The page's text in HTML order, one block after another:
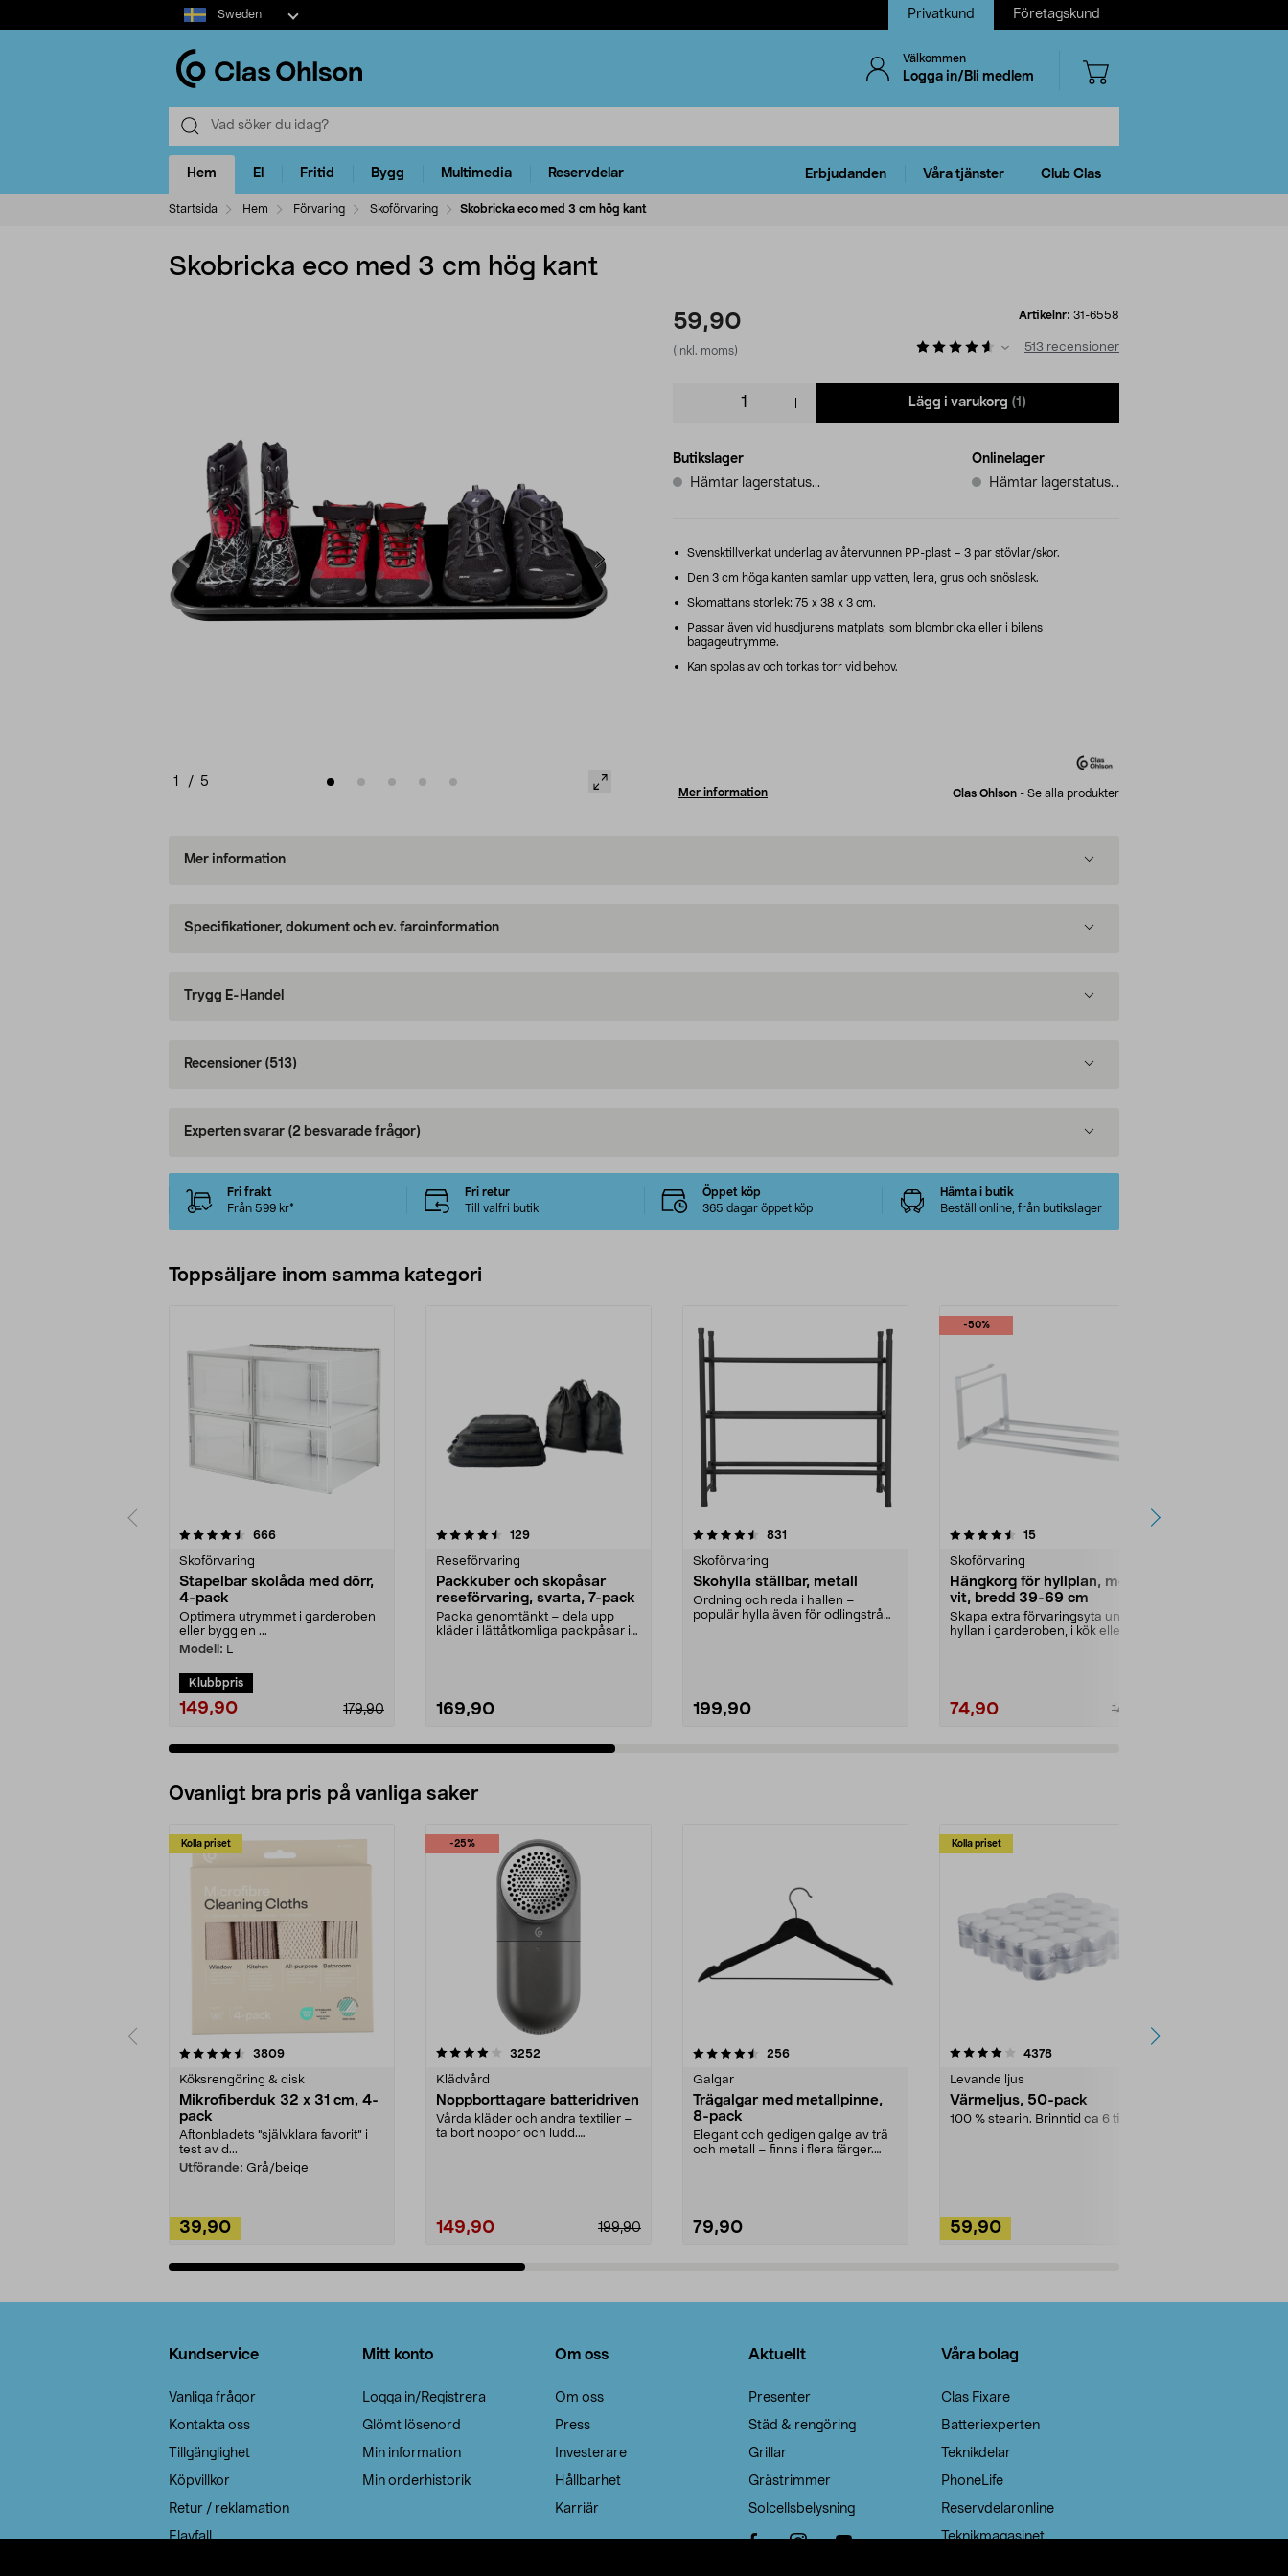
Select
market
Sweden Privatkund Företagskund
Välkommen
Logga in/Bli medlem
Hem El Fritid Bygg Multimedia Reservdelar Erbjudanden Våra tjänster Club Clas
Startsida Hem Förvaring Skoförvaring Skobricka eco med 3 cm hög kant
Skobricka eco med 3 cm hög kant
1 / 5
59,90
(inkl. moms)
Artikelnr: 31-6558
513 recensioner
Lägg i varukorg (1)
Butikslager
Hämtar lagerstatus...
Onlinelager
Hämtar lagerstatus...
Svensktillverkat underlag av återvunnen PP-plast – 3 par stövlar/skor.
Den 3 cm höga kanten samlar upp vatten, lera, grus och snöslask.
Skomattans storlek: 75 x 38 x 3 cm.
Passar även vid husdjurens matplats, som blombricka eller i bilens
bagageutrymme.
Kan spolas av och torkas torr vid behov.
Mer information Clas Ohlson - Se alla produkter
Mer information
Specifikationer, dokument och ev. faroinformation
Trygg E-Handel
Recensioner (513)
Experten svarar (2 besvarade frågor)
Fri frakt
Från 599 kr*
Fri retur
Till valfri butik
Öppet köp
365 dagar öppet köp
Hämta i butik
Beställ online, från butikslager
Toppsäljare inom samma kategori
666recensioner
Skoförvaring
Stapelbar skolåda med dörr,
4-pack
Optimera utrymmet i garderoben
eller bygg en ...
Modell: L
Klubbpris
149,90 179,90
4.5 av 5 stjärnor 129recensioner
Reseförvaring
Packkuber och skopåsar
reseförvaring, svarta, 7-pack
Packa genomtänkt – dela upp
kläder i lättåtkomliga packpåsar i
169,90
4.5 av 5 stjärnor 831
Skoförvaring
Skohylla ställbar, metall
Ordning och reda i hallen –
populär hylla även för odlingstråg i
199,90
-50%
4.5 av 5 stjärnor 15recensioner
Skoförvaring
Hängkorg för hyllplan, metall,
vit, bredd 39-69 cm
Skapa extra förvaringsyta under
hyllan i garderoben, i kök eller
74,90 149,90
4.5 av 5 stjärnor
Ovanligt bra pris på vanliga saker
Kolla priset
3809recensioner
Köksrengöring & disk
Mikrofiberduk 32 x 31 cm, 4-
pack
Aftonbladets "självklara favorit” i
test av d...
Utförande: Grå/beige
39,90
-25%
4.0av 5 stjärnor 3252
Klädvård
Noppborttagare batteridriven
Vårda kläder och andra textilier –
ta bort noppor och ludd.
199,90
149,90
4.5av 5 stjärnor 256recensioner
Galgar
Trägalgar med metallpinne,
8-pack
Elegant och gedigen galge av trä
och metall – finns i flera färger.
79,90
Kolla priset
4.0av 5 stjärnor 4378recensioner
Levande ljus
Värmeljus, 50-pack
100 % stearin. Brinntid ca 6 tim.
59,90
4.5av 5 stjärnor
Kundservice
Vanliga frågor
Kontakta oss
Tillgänglighet
Köpvillkor
Retur / reklamation
Elavfall
Mitt konto
Logga in/Registrera
Glömt lösenord
Min information
Min orderhistorik
Om oss
Om oss
Press
Investerare
Hållbarhet
Karriär
Aktuellt
Presenter
Städ & rengöring
Grillar
Grästrimmer
Solcellsbelysning
Våra bolag
Clas Fixare
Batteriexperten
Teknikdelar
PhoneLife
Reservdelaronline
Teknikmagasinet